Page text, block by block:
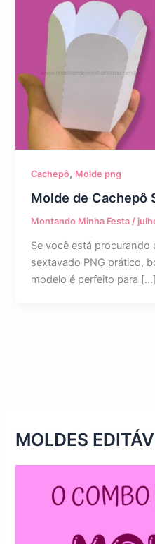
Cachepô, Molde png
Molde de Cachepô
Montando Minha Festa/
Se você está procurando
sextavado PNG prático,
modelo é perfeito para […]
MOLDES